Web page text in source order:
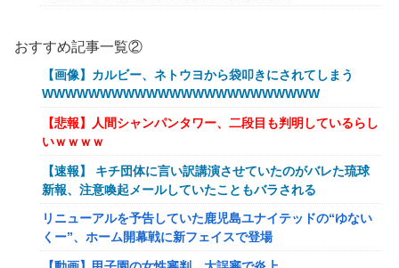
ｗｗｗｗｗｗｗ
「FF10の名シーン」←思い浮かべたもの
【ｗ】物凄くカワイイ子猫の取っ組み合い！
【悲報】オーケストラ演奏家「ゲーム音楽をやらないと儲か
らなくなった。本当にイライラする😡」
【艦これ】でもイベントのたびに思うんだ 空母機動部隊っ
てクソだわ！
【艦これ】ひみつの通り道 他
【艦これ】ナマケモノアガノウサギ 他
おすすめ記事一覧②
【画像】カルビー、ネトウヨから袋叩きにされてしまう
WWWWWWWWWWWWWWWWWWWWWWWW
【悲報】人間シャンパンタワー、二段目も判明しているらし
いｗｗｗｗ
【速報】 キチ団体に言い訳講演させていたのがバレた琉球
新報、注意喚起メールしていたこともバラされる
リニューアルを予告していた鹿児島ユナイテッドの“ゆない
くー”、ホーム開幕戦に新フェイスで登場